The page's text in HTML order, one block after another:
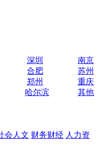
深圳
南京
合肥
苏州
郑州
重庆
哈尔滨
其他
会人文 财务财经 人力资